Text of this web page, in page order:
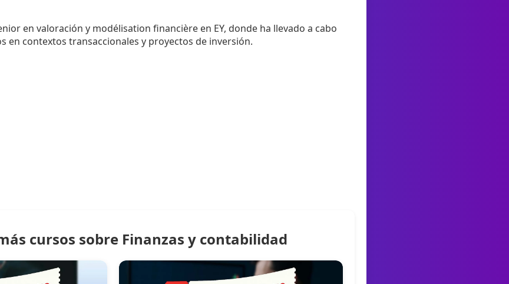
en valoración y modélisation financière en EY, donde ha llevado a cabo
en contextos transaccionales y proyectos de inversión.
cursos sobre Finanzas y contabilidad